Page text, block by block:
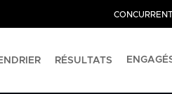
RÉSULTATS